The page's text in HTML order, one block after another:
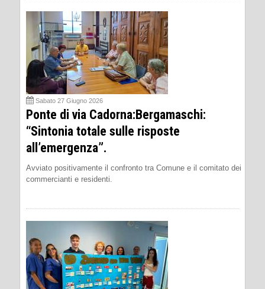
Sabato 27 Giugno 2026
Ponte di via Cadorna:Bergamaschi:
“Sintonia totale sulle risposte
all’emergenza”.
Avviato positivamente il confronto tra Comune e il comitato dei
commercianti e residenti.